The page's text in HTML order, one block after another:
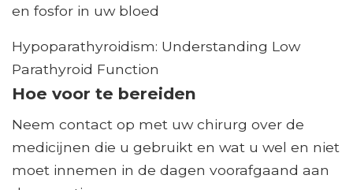
en fosfor in uw bloed
Hypoparathyroidism: Understanding Low
Parathyroid Function
Hoe voor te bereiden
Neem contact op met uw chirurg over de
medicijnen die u gebruikt en wat u wel en niet
moet innemen in de dagen voorafgaand aan